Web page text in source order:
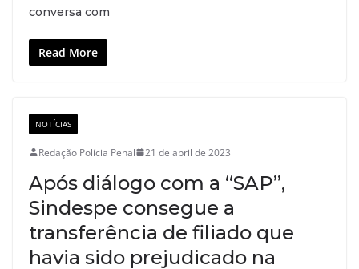
conversa com
Read More
NOTÍCIAS
Redação Polícia Penal 21 de abril de 2023
Após diálogo com a “SAP”,
Sindespe consegue a
transferência de filiado que
havia sido prejudicado na